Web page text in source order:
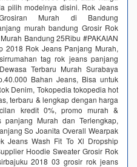
pilih modelnya disini. Rok Jeans
Murah di Bandung
murah bandung Grosir Rok
Bandung 25Ribu #PAKAIAN
2018 Rok Jeans Panjang Murah,
tag rok jeans panjang
Terbaru Murah Surabaya
Bahan Jeans, Bisa untuk
Denim, Tokopedia tokopedia hot
terbaru & lengkap dengan harga
kredit 0%, promo murah &
Murah dan Terlengkap,
So Joanita Overall Wearpak
Jeans Wash Fit To Xl Dropship
Hoodie Sweater Grosir Rok
2018 03 grosir rok jeans